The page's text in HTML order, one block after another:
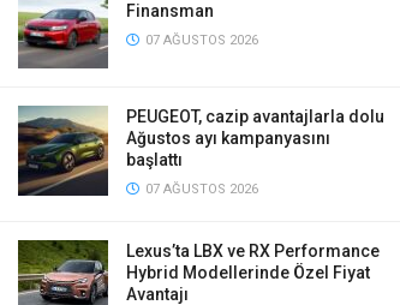
Finansman
07 AĞUSTOS 2026
PEUGEOT, cazip avantajlarla dolu
Ağustos ayı kampanyasını
başlattı
07 AĞUSTOS 2026
Lexus’ta LBX ve RX Performance
Hybrid Modellerinde Özel Fiyat
Avantajı